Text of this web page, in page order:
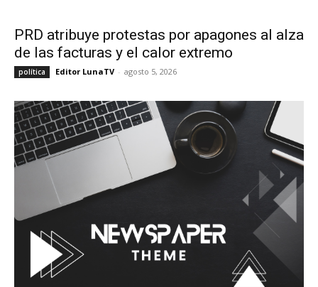
PRD atribuye protestas por apagones al alza
de las facturas y el calor extremo
política Editor LunaTV - agosto 5, 2026